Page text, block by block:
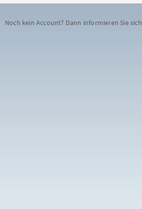
Noch kein Account? Dann informieren Sie sich